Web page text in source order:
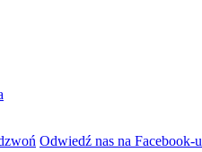
Odwiedź nas na Facebook-u